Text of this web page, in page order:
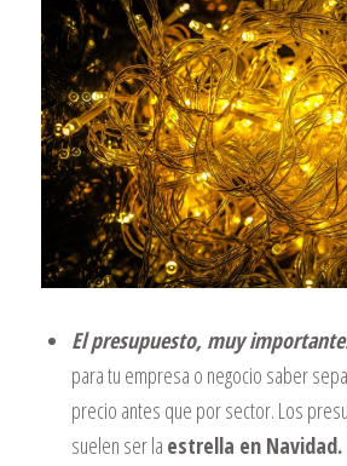
El presupuesto, muy
para tu empresa o negocio saber
precio antes que por sector. Los
suelen ser la estrella en Navidad.